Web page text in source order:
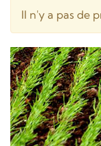
Il n'y a pas de